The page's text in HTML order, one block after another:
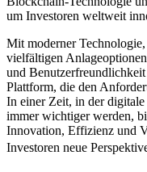
um Investoren weltweit
Mit moderner
vielfältigen
und
Plattform, die den
In einer Zeit, in der
immer wichtiger werden,
Innovation, Effizienz und
Investoren neue